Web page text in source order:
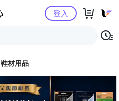
Yahoo購物中心登入
鞋材用品